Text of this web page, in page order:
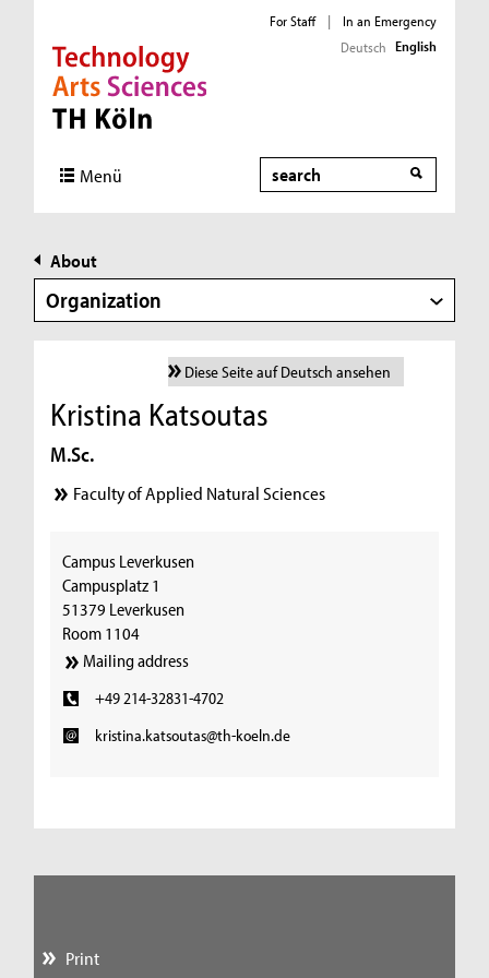
Direkt zur Hauptnavigation
Direkt zur Subnavigation
Direkt zum Inhalt
Direkt zum Fußbereich
For Staff |
In an Emergency
Deutsch English
Menü Search
About
Organization
Diese Seite auf Deutsch ansehen
Kristina Katsoutas
M.Sc.
Faculty of Applied Natural Sciences
Campus Leverkusen
Campusplatz 1
51379 Leverkusen
Room 1104
Mailing address
+49 214-32831-4702
kristina.katsoutas@th-koeln.de
Print